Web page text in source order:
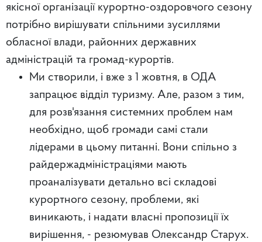
якісної організації курортно-оздоровчого сезону
потрібно вирішувати спільними зусиллями
обласної влади, районних державних
адміністрацій та громад-курортів.
Ми створили, і вже з 1 жовтня, в ОДА
запрацює відділ туризму. Але, разом з тим,
для розв'язання системних проблем нам
необхідно, щоб громади самі стали
лідерами в цьому питанні. Вони спільно з
райдержадміністраціями мають
проаналізувати детально всі складові
курортного сезону, проблеми, які
виникають, і надати власні пропозиції їх
вирішення, - резюмував Олександр Старух.